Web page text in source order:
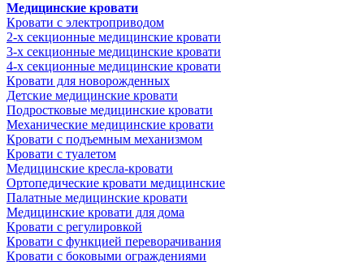
Медицинские кровати
Кровати с электроприводом
2-х секционные медицинские кровати
3-х секционные медицинские кровати
4-х секционные медицинские кровати
Кровати для новорожденных
Детские медицинские кровати
Подростковые медицинские кровати
Механические медицинские кровати
Кровати с подъемным механизмом
Кровати с туалетом
Медицинские крeсла-кровати
Ортопедические кровати медицинские
Палатные медицинские кровати
Медицинские кровати для дома
Кровати с регулировкой
Кровати с функцией переворачивания
Кровати с боковыми ограждениями